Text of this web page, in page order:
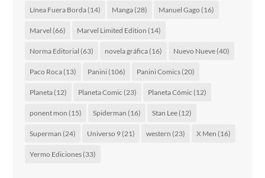
Línea Fuera Borda(14) Manga(28) Manuel Gago (16)
Marvel (66) Marvel Limited Edition (14)
Norma Editorial (63) novela gráfica(16) Nuevo Nueve(40)
Paco Roca(13) Panini(106) Panini Comics(20)
Planeta(12) Planeta Comic (23) Planeta Cómic (12)
ponent mon (15) Spiderman (16) Stan Lee(12)
Superman (24) Universo 9(21) western (23) X Men (16)
Yermo Ediciones(33)